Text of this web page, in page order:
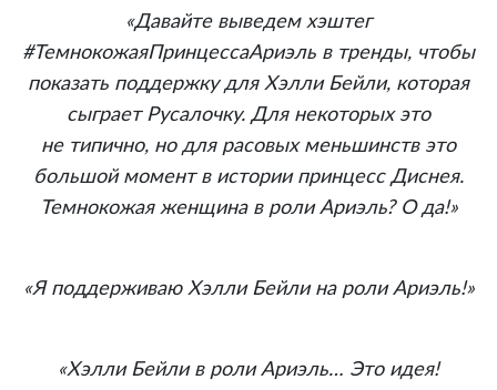
«Давайте выведем хэштег
#ТемнокожаяПринцессаАриэль в тренды, чтобы
показать поддержку для Хэлли Бейли, которая
сыграет Русалочку. Для некоторых это
не типично, но для расовых меньшинств это
большой момент в истории принцесс Диснея.
Темнокожая женщина в роли Ариэль? О да!»
«Я поддерживаю Хэлли Бейли на роли Ариэль!»
«Хэлли Бейли в роли Ариэль… Это идея!